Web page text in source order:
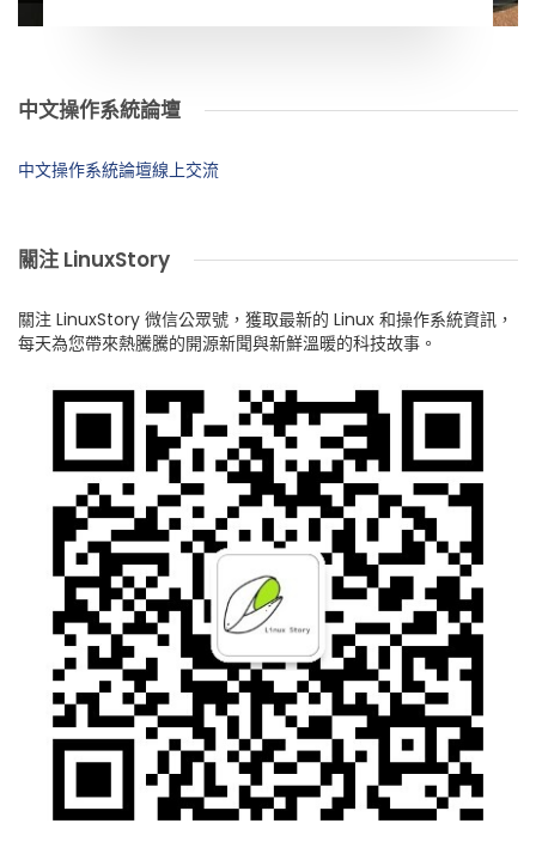
中文操作系統論壇
中文操作系統論壇線上交流
關注 LinuxStory
關注 LinuxStory 微信公眾號，獲取最新的 Linux 和操作系統資訊，
每天為您帶來熱騰騰的開源新聞與新鮮溫暖的科技故事。